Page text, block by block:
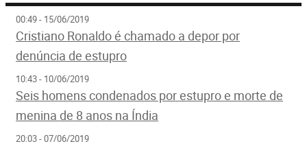
00:49 - 15/06/2019
Cristiano Ronaldo é chamado a depor por
denúncia de estupro
10:43 - 10/06/2019
Seis homens condenados por estupro e morte de
menina de 8 anos na Índia
20:03 - 07/06/2019